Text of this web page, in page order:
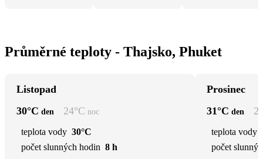
Průměrné teploty - Thajsko, Phuket
Listopad
30°C den 24°C noc
teplota vody 30°C
počet slunných hodin 8 h
Prosinec
31°C den
teplota vody
počet